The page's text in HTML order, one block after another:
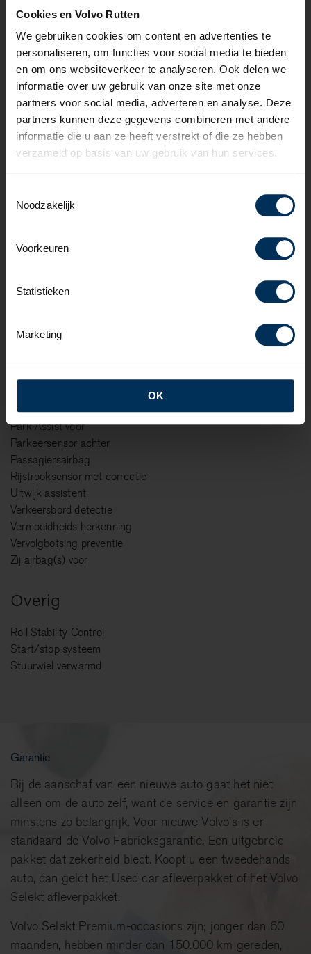
Cookies en Volvo Rutten
We gebruiken cookies om content en advertenties te
personaliseren, om functies voor social media te bieden
en om ons websiteverkeer te analyseren. Ook delen we
informatie over uw gebruik van onze site met onze
partners voor social media, adverteren en analyse. Deze
partners kunnen deze gegevens combineren met andere
informatie die u aan ze heeft verstrekt of die ze hebben
verzameld op basis van uw gebruik van hun services.
Noodzakelijk
Voorkeuren
Statistieken
Marketing
OK
Achteropkomend verkeer waarschuwing
Achteruitrij assistent
Alarm klasse 1(startblokkering)
Anti Blokkeer Systeem
Anti doorSlip Regeling
Automatische snelheids begrenzing
Autonomous Emergency Braking
Bots herkenning en activatie
Brake Assist System
Elektronische remkrachtverdeling
Hill hold functie
Hoofdsteunen actief
Kruisend verkeer detectie
Park Assist voor
Parkeersensor achter
Passagiersairbag
Rijstrooksensor met correctie
Uitwijk assistent
Verkeersbord detectie
Vermoeidheids herkenning
Vervolgbotsing preventie
Zij airbag(s) voor
Overig
Roll Stability Control
Start/stop systeem
Stuurwiel verwarmd
Garantie
Bij de aanschaf van een nieuwe auto gaat het niet
alleen om de auto zelf, want de service en garantie zijn
minstens zo belangrijk. Voor nieuwe Volvo’s is er
standaard de Volvo Fabrieksgarantie. Een uitgebreid
pakket dat zekerheid biedt. Koopt u een tweedehands
auto, dan geldt het Used car afleverpakket of het Volvo
Selekt afleverpakket.
Volvo Selekt Premium-occasions zijn; jonger dan 60
maanden, hebben minder dan 150.000 km gereden,